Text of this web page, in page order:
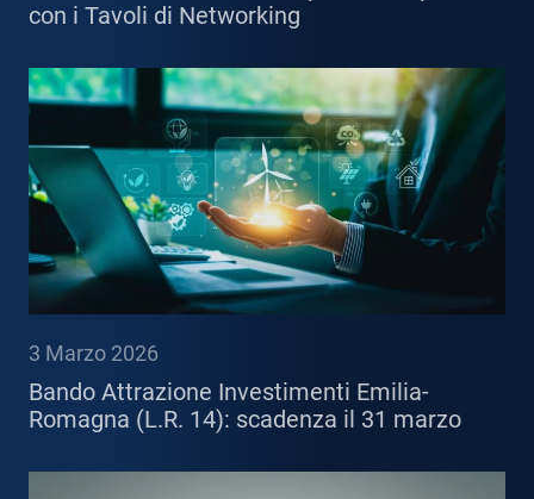
con i Tavoli di Networking
3 Marzo 2026
Bando Attrazione Investimenti Emilia-
Romagna (L.R. 14): scadenza il 31 marzo